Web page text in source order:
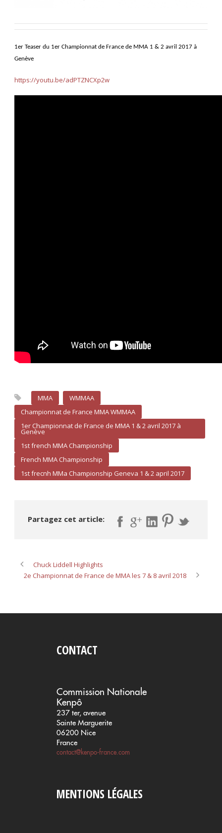
1er Teaser du 1er Championnat de France de MMA 1 & 2 avril 2017 à
Genève
https://youtu.be/adPTZNCXp2w
MMA
WMMAA
Championnat de France MMA WMMAA
1er Championnat de France de MMA 1 & 2 avril 2017 à
Genève
1st french MMA Championship
French MMA Championship
1st frecnh MMa Championship Geneva 1 & 2 april 2017
Partagez cet article:
Chuck Liddell Highlights
2e Championnat de France de MMA les 7 & 8 avril 2018
CONTACT
Commission Nationale
Kenpô
237 ter, avenue
Sainte Marguerite
06200 Nice
France
contact@kenpo-france.com
MENTIONS LÉGALES